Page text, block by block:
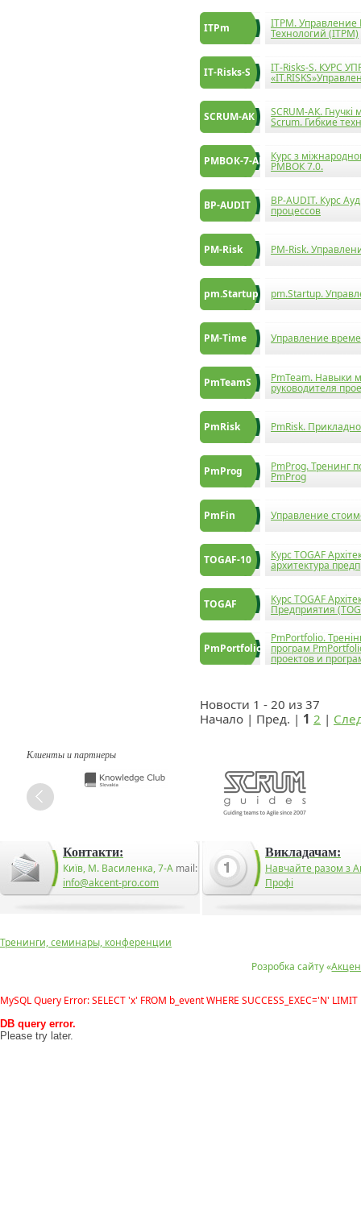
ITPm ITPM.
Технологий (ITPM)
IT-Risks-S IT-Risks-S. КУРС
SСRUM-АК SСRUM-АК. Гнучкі
Scrum. Гибкие
РМВОК-7-АК Курс з
РМВОК 7.0.
BP-AUDIT BP-AUDIT. Курс
процессов
PM-Risk PM-Risk.
pm.Startup pm.Startup.
PM-Time Управление
PmTeamS PmTeam. Навыки
руководителя
PmRisk PmRisk.
PmProg PmProg. Тренинг
PmProg
PmFin Управление
TOGAF-10 Курс TOGAF
архитектура
TOGAF Курс TOGAF
Предприятия
PmPortfolio
PmPortfolio.
програм
проектов и
Новости 1 - 20 из 37
Начало | Пред. | 1 2 |
Клиенты и партнеры
Контакти:
Київ, М. Василенка, 7-А mail:
info@akcent-pro.com
Викладачам:
Навчайте разом з
Профі
Розробка сайту «
Тренинги, семинары, конференции
MySQL Query Error: SELECT 'x' FROM b_event WHERE SUCCESS_EXEC='N' LIMIT
DB query error.
Please try later.